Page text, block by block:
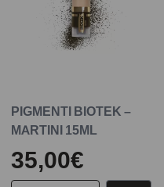
PIGMENTI BIOTEK –
MARTINI 15ML
35,00€